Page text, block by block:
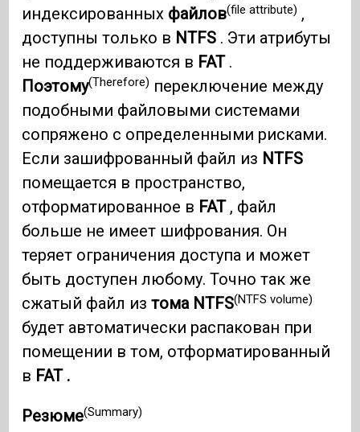
индексированных файлов(file attribute) ,
доступны только в NTFS . Эти атрибуты
не поддерживаются в FAT.
Поэтому(Therefore) переключение между
подобными файловыми системами
сопряжено с определенными рисками.
Если зашифрованный файл из NTFS
помещается в пространство,
отформатированное в FAT, файл
больше не имеет шифрования. Он
теряет ограничения доступа и может
быть доступен любому. Точно так же
сжатый файл изтома NTFS(NTFS volume)
будет автоматически распакован при
помещении в том, отформатированный
в FAT .
Резюме(Summary)